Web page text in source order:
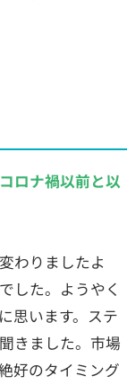
ロナ禍以前と以
わりましたよ
した。ようやく
思います。ステ
きました。市場
好のタイミング